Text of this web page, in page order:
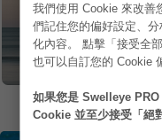
我們使用 Cookie 來改善
們記住您的偏好設定、
化內容。 點擊「接受全
也可以自訂您的 Cookie
如果您是 Swelleye
Cookie 並至少接受「絕
如果您在照片裡但不想